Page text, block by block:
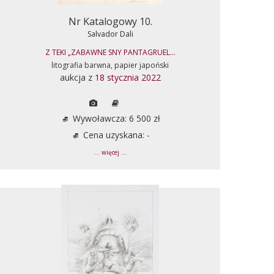
Nr Katalogowy 10.
Salvador Dali
Z TEKI „ZABAWNE SNY PANTAGRUEL...
litografia barwna, papier japoński
aukcja z 18 stycznia 2022
Wywoławcza: 6 500 zł
Cena uzyskana: -
... więcej ...